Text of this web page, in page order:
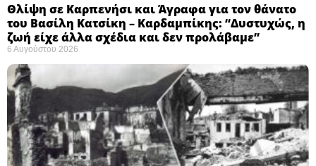
Θλίψη σε Καρπενήσι και Άγραφα για τον θάνατο
του Βασίλη Κατσίκη – Καρδαμπίκης: “Δυστυχώς, η
ζωή είχε άλλα σχέδια και δεν προλάβαμε”
6 Αυγούστου 2026